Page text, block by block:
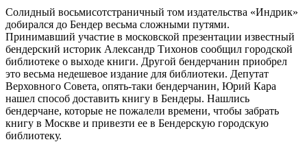
Солидный восьмисотстраничный том издательства «Индрик»
добирался до Бендер весьма сложными путями.
Принимавший участие в московской презентации известный
бендерский историк Александр Тихонов сообщил городской
библиотеке о выходе книги. Другой бендерчанин приобрел
это весьма недешевое издание для библиотеки. Депутат
Верховного Совета, опять-таки бендерчанин, Юрий Кара
нашел способ доставить книгу в Бендеры. Нашлись
бендерчане, которые не пожалели времени, чтобы забрать
книгу в Москве и привезти ее в Бендерскую городскую
библиотеку.